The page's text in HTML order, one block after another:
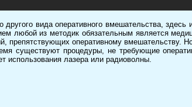
другого вида оперативного вмешательства,
любой из методик обязательным является
препятствующих оперативному вмешательству.
существуют процедуры, не требующие
использования лазера или радиоволны.